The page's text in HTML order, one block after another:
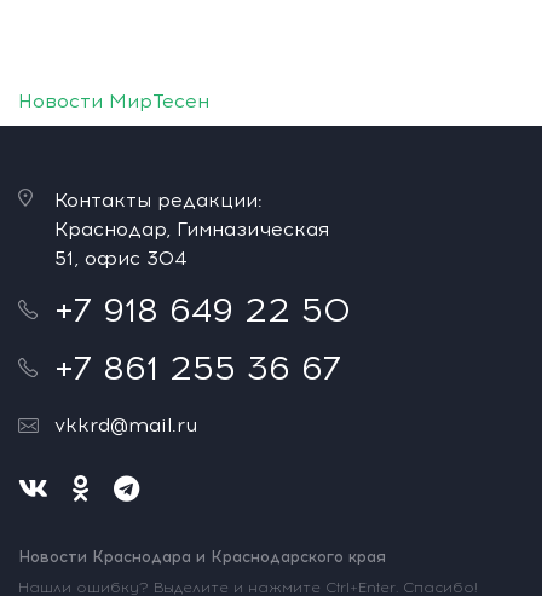
Новости МирТесен
Контакты редакции:
Краснодар, Гимназическая
51, офис 304
+7 918 649 22 50
+7 861 255 36 67
vkkrd@mail.ru
Новости Краснодара и Краснодарского края
Нашли ошибку? Выделите и нажмите Ctrl+Enter. Спасибо!